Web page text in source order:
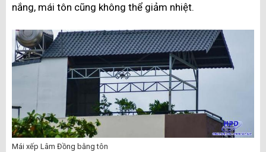
nắng, mái tôn cũng không thể giảm nhiệt.
Mái xếp Lâm Đồng bằng tôn